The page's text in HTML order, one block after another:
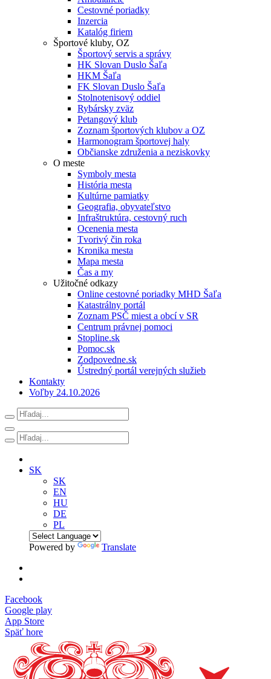
Cestovné poriadky
Inzercia
Katalóg firiem
Športové kluby, OZ
Športový servis a správy
HK Slovan Duslo Šaľa
HKM Šaľa
FK Slovan Duslo Šaľa
Stolnotenisový oddiel
Rybársky zväz
Petangový klub
Zoznam športových klubov a OZ
Harmonogram športovej haly
Občianske združenia a neziskovky
O meste
Symboly mesta
História mesta
Kultúrne pamiatky
Geografia, obyvateľstvo
Infraštruktúra, cestovný ruch
Ocenenia mesta
Tvorivý čin roka
Kronika mesta
Mapa mesta
Čas a my
Užitočné odkazy
Online cestovné poriadky MHD Šaľa
Katastrálny portál
Zoznam PSČ miest a obcí v SR
Centrum právnej pomoci
Stopline.sk
Pomoc.sk
Zodpovedne.sk
Ústredný portál verejných služieb
Kontakty
Voľby 24.10.2026
SK
SK
EN
HU
DE
PL
Powered by Translate
Facebook
Google play
App Store
Späť hore